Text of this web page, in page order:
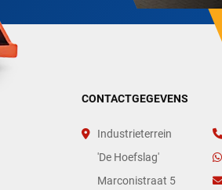
CONTACTGEGEVENS
Industrieterrein
'De Hoefslag'
Marconistraat 5